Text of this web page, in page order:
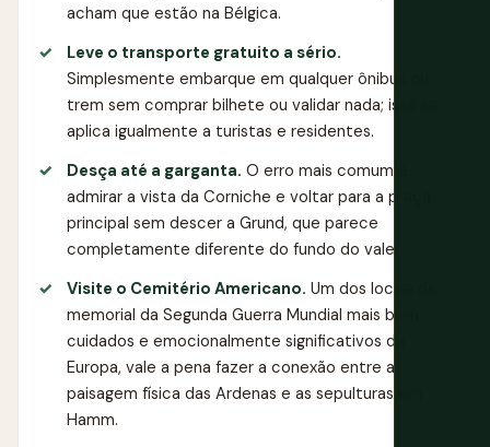
acham que estão na Bélgica.
Leve o transporte gratuito a sério.
Simplesmente embarque em qualquer ônibus ou
trem sem comprar bilhete ou validar nada; isso se
aplica igualmente a turistas e residentes.
Desça até a garganta. O erro mais comum é
admirar a vista da Corniche e voltar para a praça
principal sem descer a Grund, que parece
completamente diferente do fundo do vale.
Visite o Cemitério Americano. Um dos locais de
memorial da Segunda Guerra Mundial mais bem
cuidados e emocionalmente significativos da
Europa, vale a pena fazer a conexão entre a
paisagem física das Ardenas e as sepulturas em
Hamm.